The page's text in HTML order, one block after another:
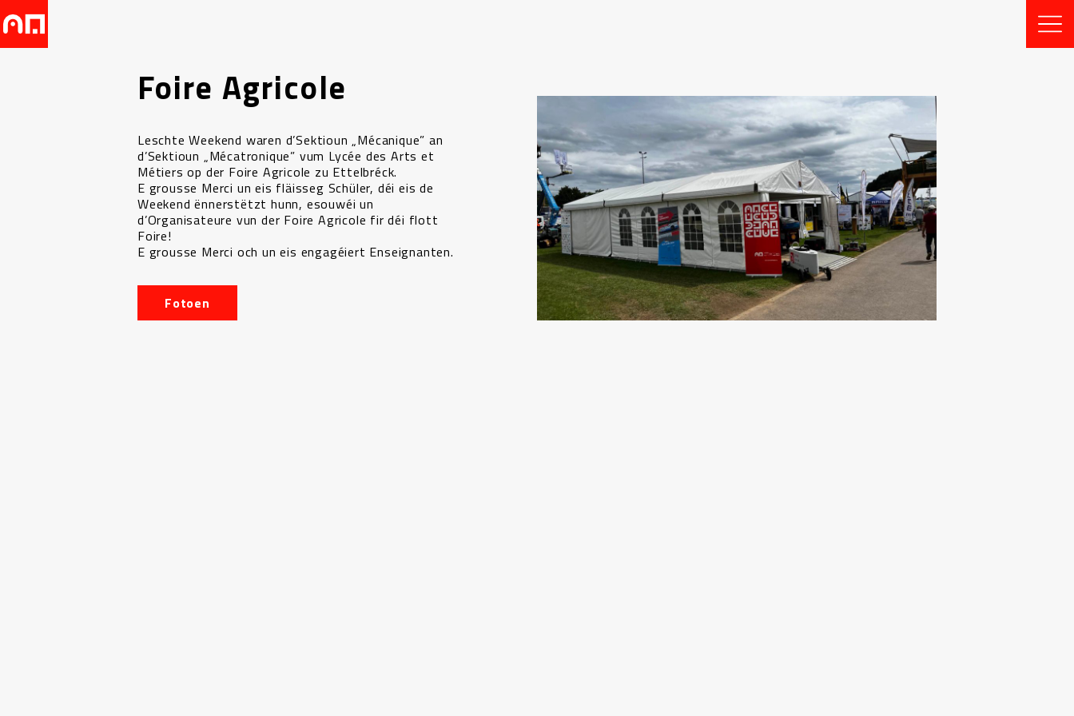
Foire Agricole
Leschte Weekend waren d’Sektioun „Mécanique” an
d’Sektioun „Mécatronique” vum Lycée des Arts et
Métiers op der Foire Agricole zu Ettelbréck.
E grousse Merci un eis fläisseg Schüler, déi eis de
Weekend ënnerstëtzt hunn, esouwéi un
d’Organisateure vun der Foire Agricole fir déi flott
Foire!
E grousse Merci och un eis engagéiert Enseignanten.
Fotoen